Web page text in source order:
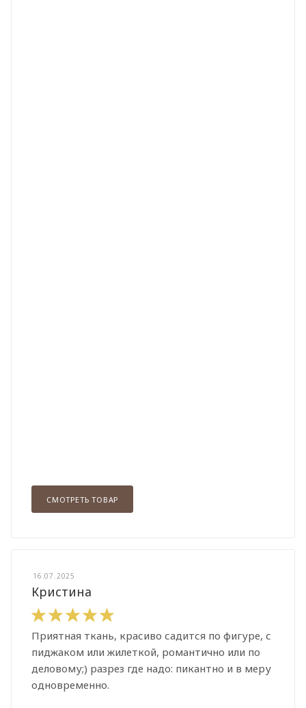
СМОТРЕТЬ ТОВАР
16.07.2025
Кристина
Приятная ткань, красиво садится по фигуре, с
пиджаком или жилеткой, романтично или по
деловому;) разрез где надо: пикантно и в меру
одновременно.